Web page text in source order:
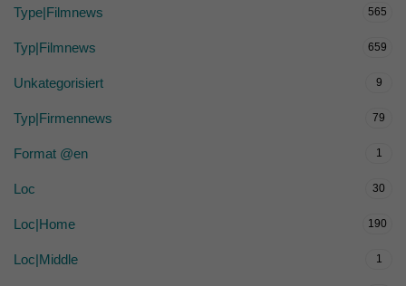
Type|Filmnews 565
Typ|Filmnews 659
Unkategorisiert 9
Typ|Firmennews 79
Format @en 1
Loc 30
Loc|Home 190
Loc|Middle 1